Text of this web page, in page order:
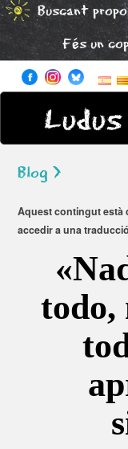
Buscant
Fés un
Ludus
Blog >
Aquest contingut està
accedir a una
todo,